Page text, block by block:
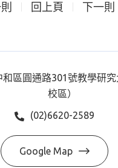
回上頁 下一則
和區圓通路301號教學研
校區）
(02)6620-2589
Google Map